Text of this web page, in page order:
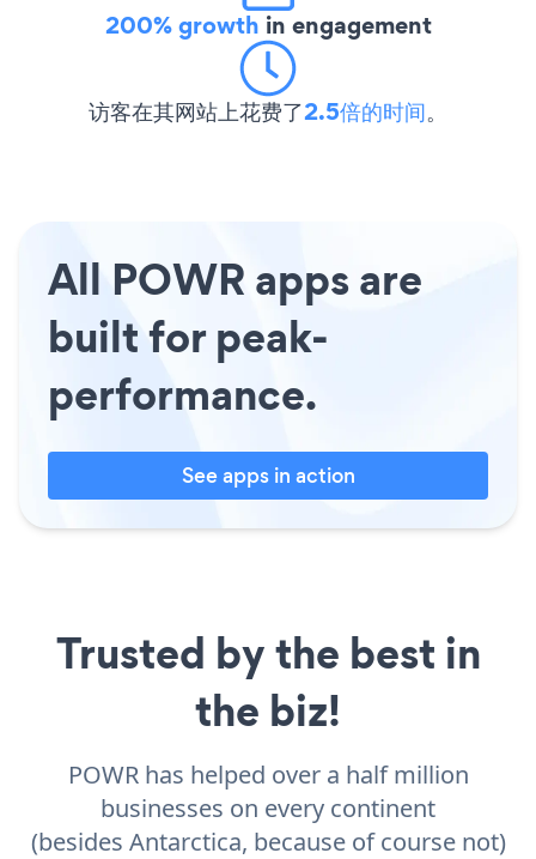
200% growth in engagement
访客在其网站上花费了2.5倍的时间。
All POWR apps are
built for peak-
performance.
See apps in action
Trusted by the best in
the biz!
POWR has helped over a half million
businesses on every continent
(besides Antarctica, because of course not)